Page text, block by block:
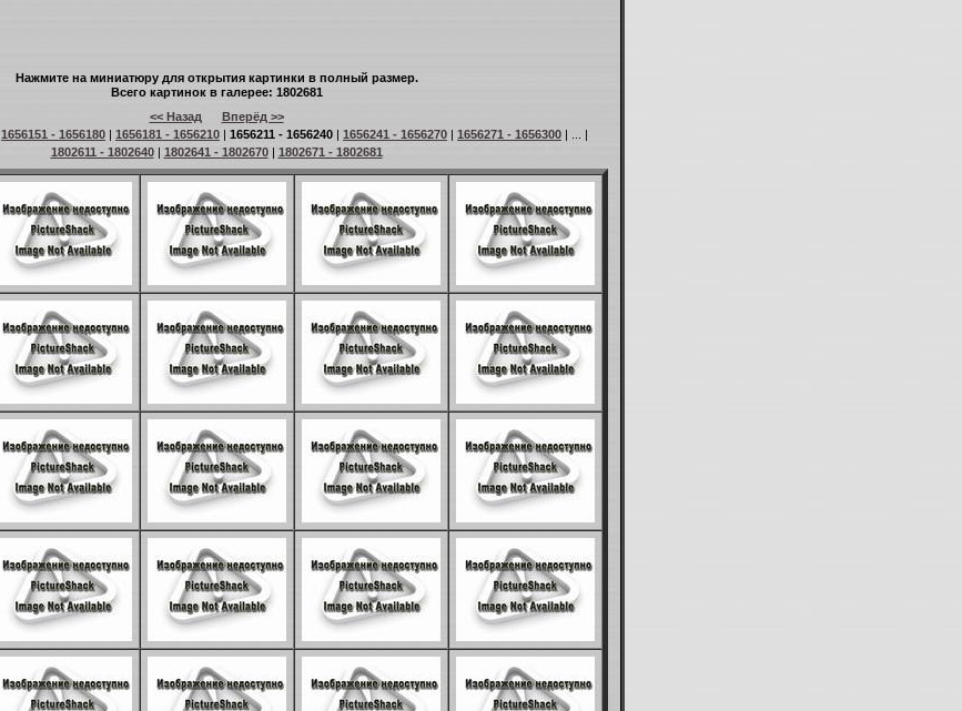
Нажмите на миниатюру для открытия картинки в полный размер.
Всего картинок в галерее: 1802681
<< Назад
Вперёд >>
1656151 - 1656180 | 1656181 - 1656210 | 1656211 - 1656240 | 1656241 - 1656270 | 1656271 - 1656300 | ... |
1802611 - 1802640| 1802641 - 1802670| 1802671 - 1802681